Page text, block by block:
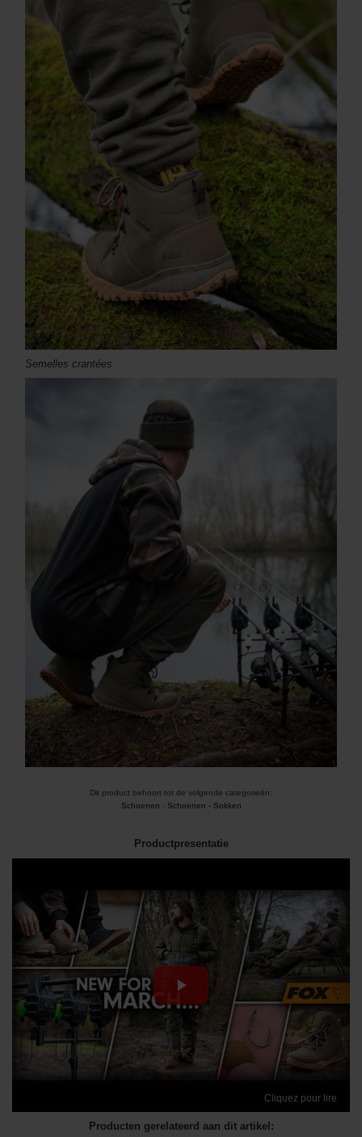
Semelles crantées
Dit product behoort tot de volgende categorieën:
Schoenen - Schoenen - Sokken
Productpresentatie
Cliquez pour lire
Producten gerelateerd aan dit artikel: